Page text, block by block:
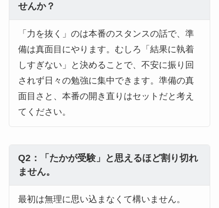
せんか？
「力を抜く」のは本番のスタンスの話で、準
備は真面目にやります。むしろ「結果に執着
しすぎない」と決めることで、不安に振り回
されず日々の勉強に集中できます。準備の真
面目さと、本番の開き直りはセットだと考え
てください。
Q2：「たかが受験」と思えるほど割り切れ
ません。
最初は無理に思い込まなくて構いません。